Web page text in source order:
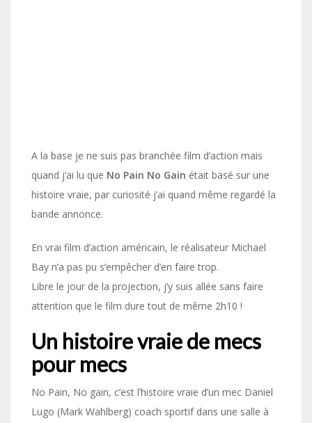
A la base je ne suis pas branchée film d’action mais
quand j’ai lu que No Pain No Gain était basé sur une
histoire vraie, par curiosité j’ai quand même regardé la
bande annonce.
En vrai film d’action américain, le réalisateur Michael
Bay n’a pas pu s’empêcher d’en faire trop.
Libre le jour de la projection, j’y suis allée sans faire
attention que le film dure tout de même 2h10 !
Un histoire vraie de mecs
pour mecs
No Pain, No gain, c’est l’histoire vraie d’un mec Daniel
Lugo (Mark Wahlberg) coach sportif dans une salle à